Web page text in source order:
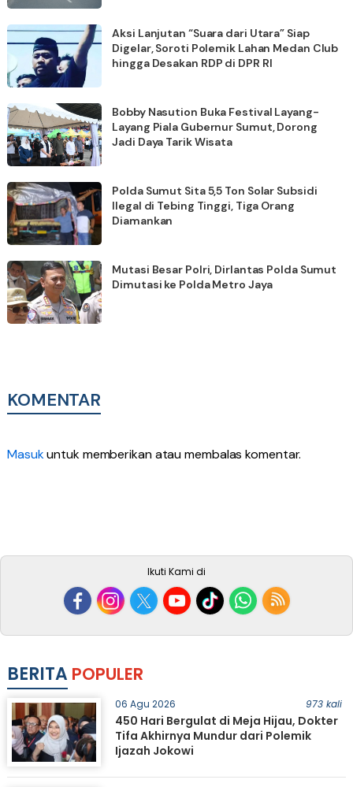
Aksi Lanjutan “Suara dari Utara” Siap
Digelar, Soroti Polemik Lahan Medan Club
hingga Desakan RDP di DPR RI
Bobby Nasution Buka Festival Layang-
Layang Piala Gubernur Sumut, Dorong
Jadi Daya Tarik Wisata
Polda Sumut Sita 5,5 Ton Solar Subsidi
Ilegal di Tebing Tinggi, Tiga Orang
Diamankan
Mutasi Besar Polri, Dirlantas Polda Sumut
Dimutasi ke Polda Metro Jaya
KOMENTAR
Masukuntuk memberikan atau membalas komentar.
Ikuti Kami di
BERITA POPULER
06 Agu 2026 973 kali
450 Hari Bergulat di Meja Hijau, Dokter
Tifa Akhirnya Mundur dari Polemik
Ijazah Jokowi